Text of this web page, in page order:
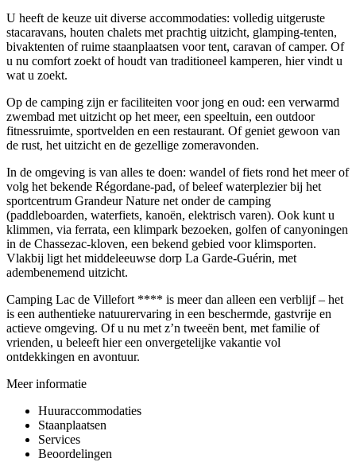
U heeft de keuze uit diverse accommodaties: volledig uitgeruste
stacaravans, houten chalets met prachtig uitzicht, glamping-tenten,
bivaktenten of ruime staanplaatsen voor tent, caravan of camper. Of
u nu comfort zoekt of houdt van traditioneel kamperen, hier vindt u
wat u zoekt.
Op de camping zijn er faciliteiten voor jong en oud: een verwarmd
zwembad met uitzicht op het meer, een speeltuin, een outdoor
fitnessruimte, sportvelden en een restaurant. Of geniet gewoon van
de rust, het uitzicht en de gezellige zomeravonden.
In de omgeving is van alles te doen: wandel of fiets rond het meer of
volg het bekende Régordane-pad, of beleef waterplezier bij het
sportcentrum Grandeur Nature net onder de camping
(paddleboarden, waterfiets, kanoën, elektrisch varen). Ook kunt u
klimmen, via ferrata, een klimpark bezoeken, golfen of canyoningen
in de Chassezac-kloven, een bekend gebied voor klimsporten.
Vlakbij ligt het middeleeuwse dorp La Garde-Guérin, met
adembenemend uitzicht.
Camping Lac de Villefort **** is meer dan alleen een verblijf – het
is een authentieke natuurervaring in een beschermde, gastvrije en
actieve omgeving. Of u nu met z’n tweeën bent, met familie of
vrienden, u beleeft hier een onvergetelijke vakantie vol
ontdekkingen en avontuur.
Meer informatie
Huuraccommodaties
Staanplaatsen
Services
Beoordelingen